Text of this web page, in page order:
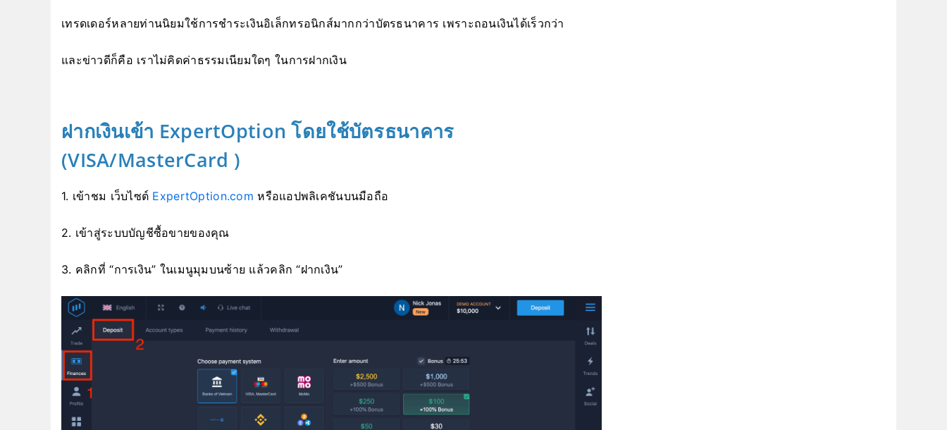
เทรดเดอร์หลายท่านนิยมใช้การชำระเงินอิเล็กทรอนิกส์มากกว่าบัตรธนาคาร เพราะถอนเงินได้เร็วกว่า
และข่าวดีก็คือ เราไม่คิดค่าธรรมเนียมใดๆ ในการฝากเงิน
ฝากเงินเข้า ExpertOption โดยใช้บัตรธนาคาร
(VISA/MasterCard )
1. เข้าชม เว็บไซต์ ExpertOption.com หรือแอปพลิเคชันบนมือถือ
2. เข้าสู่ระบบบัญชีซื้อขายของคุณ
3. คลิกที่ “การเงิน” ในเมนูมุมบนซ้าย แล้วคลิก “ฝากเงิน”